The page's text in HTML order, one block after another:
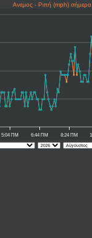
Ανεμος - Ριπή (mph) σήμερα